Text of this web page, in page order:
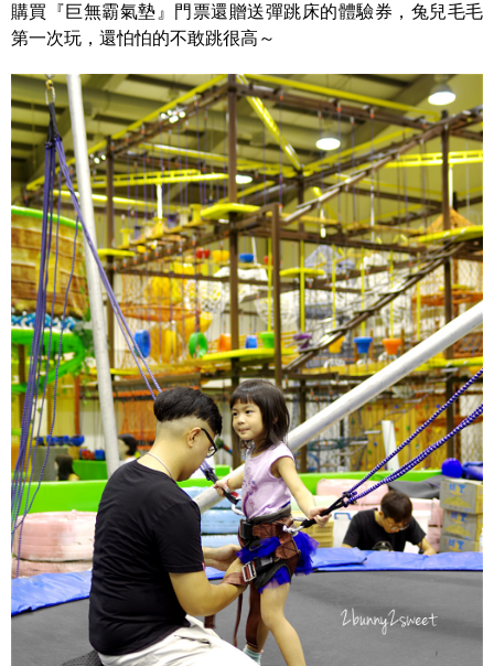
購買『巨無霸氣墊』門票還贈送彈跳床的體驗券，兔兒毛毛
第一次玩，還怕怕的不敢跳很高～